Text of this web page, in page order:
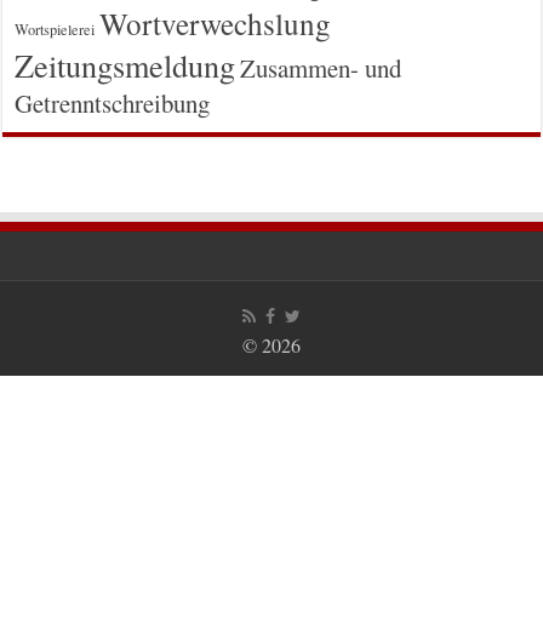
Wortspielerei Wortverwechslung
ZeitungsmeldungZusammen- und
Getrenntschreibung
© 2026